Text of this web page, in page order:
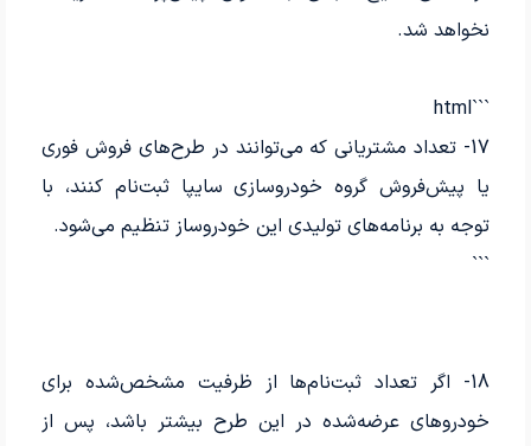
نخواهد شد.
```html
17- تعداد مشتریانی که می‌توانند در طرح‌های فروش فوری
یا پیش‌فروش گروه خودروسازی سایپا ثبت‌نام کنند، با
توجه به برنامه‌های تولیدی این خودروساز تنظیم می‌شود.
```
18- اگر تعداد ثبت‌نام‌ها از ظرفیت مشخص‌شده برای
خودروهای عرضه‌شده در این طرح بیشتر باشد، پس از